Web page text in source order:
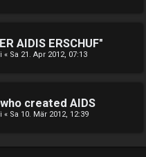
AIDIS ERSCHUF"
« Sa 21. Apr 2012, 07:13
created AIDS
« Sa 10. Mär 2012, 12:39